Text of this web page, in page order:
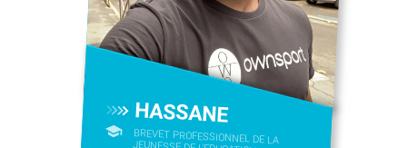
HASSANE
BREVET PROFESSIONNEL DE LA
JEUNESSE DE L'EDUCATION